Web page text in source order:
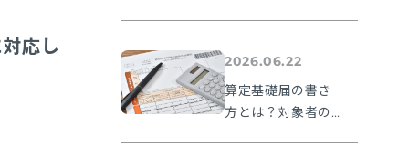
応し
説
2026.06.22
算定基礎届の書き
方とは？対象者の